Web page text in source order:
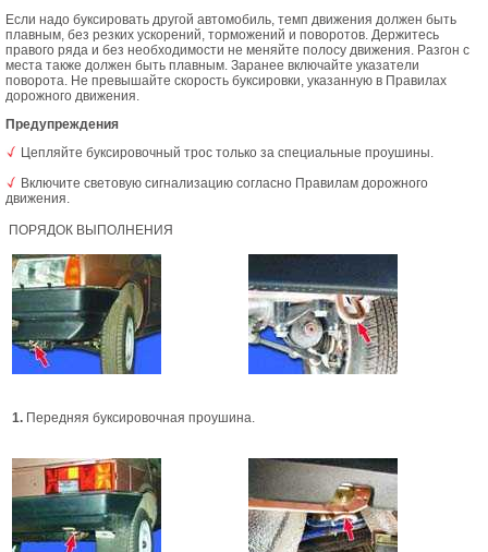
Если надо буксировать другой автомобиль, темп движения должен быть
плавным, без резких ускорений, торможений и поворотов. Держитесь
правого ряда и без необходимости не меняйте полосу движения. Разгон с
места также должен быть плавным. Заранее включайте указатели
поворота. Не превышайте скорость буксировки, указанную в Правилах
дорожного движения.
Предупреждения
Цепляйте буксировочный трос только за специальные проушины.
Включите световую сигнализацию согласно Правилам дорожного
движения.
ПОРЯДОК ВЫПОЛНЕНИЯ
1. Передняя буксировочная проушина.